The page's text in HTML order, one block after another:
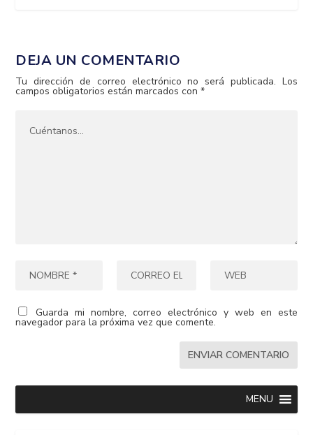
DEJA UN COMENTARIO
Tu dirección de correo electrónico no será publicada. Los
campos obligatorios están marcados con*
Guarda mi nombre, correo electrónico y web en este
navegador para la próxima vez que comente.
MENU